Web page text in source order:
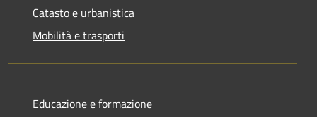
Catasto e urbanistica
Mobilità e trasporti
Educazione e formazione